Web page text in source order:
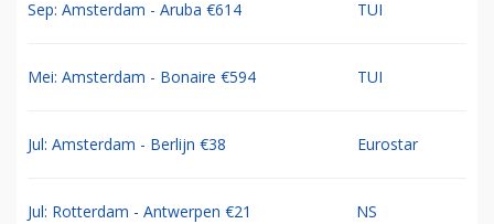
Sep: Amsterdam - Aruba €614 TUI
Mei: Amsterdam - Bonaire €594 TUI
Jul: Amsterdam - Berlijn €38 Eurostar
Jul: Rotterdam - Antwerpen €21 NS